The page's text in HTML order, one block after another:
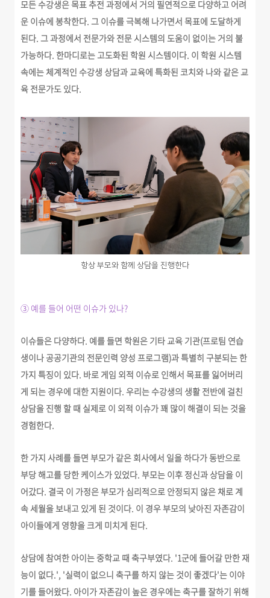
모든 수강생은 목표 추전 과정에서 거의 필연적으로 다양하고 어려
운 이슈에 봉착한다. 그 이슈를 극복해 나가면서 목표에 도달하게
된다. 그 과정에서 전문가와 전문 시스템의 도움이 없이는 거의 불
가능하다. 한마디로는 고도화된 학원 시스템이다. 이 학원 시스템
속에는 체계적인 수강생 상담과 교육에 특화된 코치와 나와 같은 교
육 전문가도 있다.
항상 부모와 함께 상담을 진행한다
③ 예를 들어 어떤 이슈가 있나?
이슈들은 다양하다. 예를 들면 학원은 기타 교육 기관(프로팀 연습
생이나 공공기관의 전문인력 양성 프로그램)과 특별히 구분되는 한
가지 특징이 있다. 바로 게임 외적 이슈로 인해서 목표를 잃어버리
게 되는 경우에 대한 지원이다. 우리는 수강생의 생활 전반에 걸친
상담을 진행 할 때 실제로 이 외적 이슈가 꽤 많이 해결이 되는 것을
경험한다.
한 가지 사례를 들면 부모가 같은 회사에서 일을 하다가 동반으로
부당 해고를 당한 케이스가 있었다. 부모는 이후 정신과 상담을 이
어갔다. 결국 이 가정은부모가 심리적으로 안정되지 않은 채로 계
속 세월을 보내고 있게 된 것이다. 이 경우 부모의 낮아진 자존감이
아이들에게 영향을 크게 미치게 된다.
상담에 참여한 아이는 중학교 때 축구부였다. '1군에 들어갈 만한 재
능이 없다.', '실력이 없으니 축구를 하지 않는 것이 좋겠다'는 이야
기를 들어왔다. 아이가 자존감이 높은 경우에는 축구를 잘하기 위해